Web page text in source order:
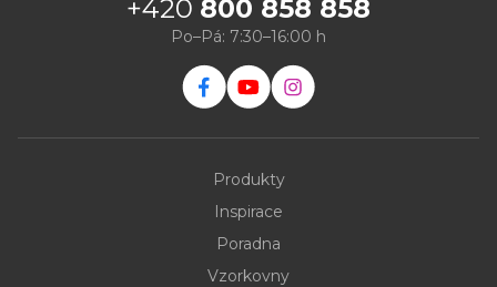
+420 800 858 858
Po–Pá: 7:30–16:00 h
Produkty
Inspirace
Poradna
Vzorkovny